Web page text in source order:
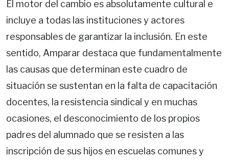
El motor del cambio es absolutamente cultural e
incluye a todas las instituciones y actores
responsables de garantizar la inclusión. En este
sentido, Amparar destaca que fundamentalmente
las causas que determinan este cuadro de
situación se sustentan en la falta de capacitación
docentes, la resistencia sindical y en muchas
ocasiones, el desconocimiento de los propios
padres del alumnado que se resisten a las
inscripción de sus hijos en escuelas comunes y